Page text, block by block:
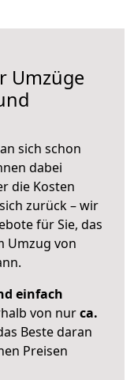
Umzüge
sich schon
dabei
die Kosten
zurück – wir
für Sie, das
Umzug von
einfach
von nurca.
Beste daran
Preisen